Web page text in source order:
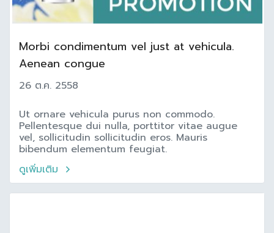
Morbi condimentum vel just at vehicula.
Aenean congue
26 ต.ค. 2558
Ut ornare vehicula purus non commodo.
Pellentesque dui nulla, porttitor vitae augue
vel, sollicitudin sollicitudin eros. Mauris
bibendum elementum feugiat.
ดูเพิ่มเติม